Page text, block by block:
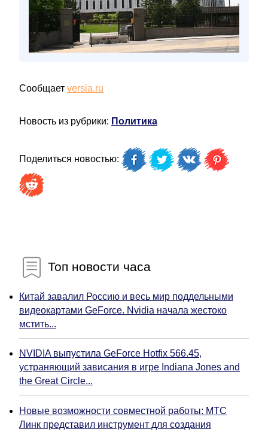
Сообщает versia.ru
Новость из рубрики: Политика
Поделиться новостью:
Топ новости часа
Китай завалил Россию и весь мир поддельными
видеокартами GeForce. Nvidia начала жестоко
мстить...
NVIDIA выпустила GeForce Hotfix 566.45,
устраняющий зависания в игре Indiana Jones and
the Great Circle...
Новые возможности совместной работы: МТС
Линк представил инструмент для создания